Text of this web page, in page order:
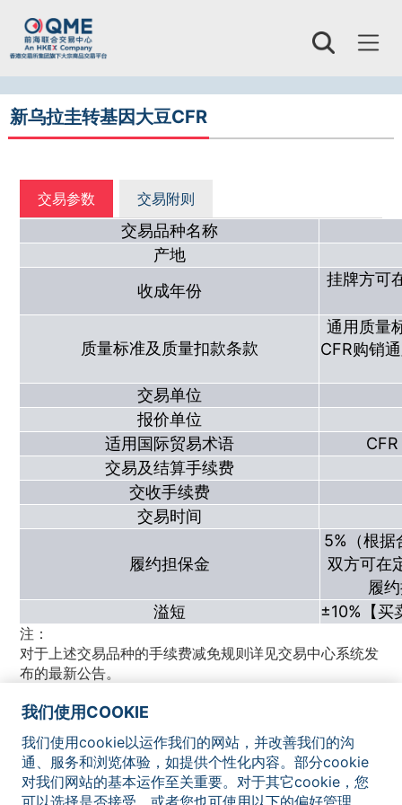
Toggle
我们使用COOKIE
我们使用cookie以运作我们的网站，并改善我们的沟
通、服务和浏览体验，如提供个性化内容。部分cookie
对我们网站的基本运作至关重要。对于其它cookie，您
可以选择是否接受，或者您也可使用以下的偏好管理，
新乌拉圭转基因大豆CFR
交易参数 交易附则
交易品种名称
产地
收成年份
挂牌方可
质量标准及质量扣款条款
通用质量
CFR购销
交易单位
报价单位
适用国际贸易术语
交易及结算手续费
交收手续费
交易时间
履约担保金
5%（根据
双方可在
履
溢短
±10%【买
注：
对于上述交易品种的手续费减免规则详见交易中心系统发
布的最新公告。
网站地图 联系我们 法律声明 隐私政策 Cookie通知